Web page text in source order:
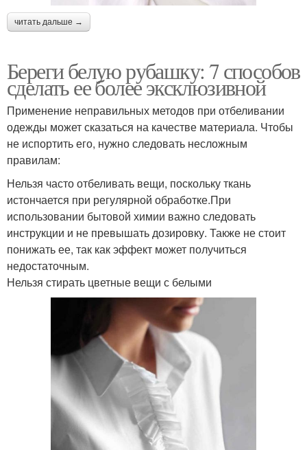
читать дальше →
Береги белую рубашку: 7 способов
сделать ее более эксклюзивной
Применение неправильных методов при отбеливании
одежды может сказаться на качестве материала. Чтобы
не испортить его, нужно следовать несложным
правилам:
Нельзя часто отбеливать вещи, поскольку ткань
истончается при регулярной обработке.При
использовании бытовой химии важно следовать
инструкции и не превышать дозировку. Также не стоит
понижать ее, так как эффект может получиться
недостаточным.
Нельзя стирать цветные вещи с белыми